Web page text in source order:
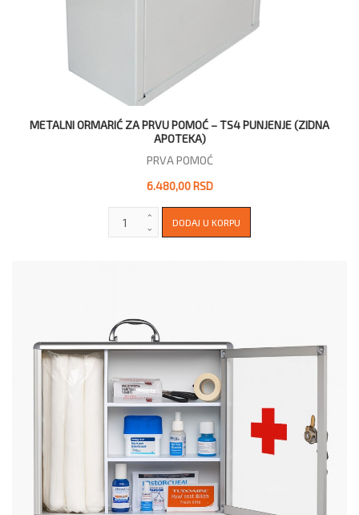
METALNI ORMARIĆ ZA PRVU POMOĆ – TS4 PUNJENJE (ZIDNA
APOTEKA)
PRVA POMOĆ
6.480,00 RSD